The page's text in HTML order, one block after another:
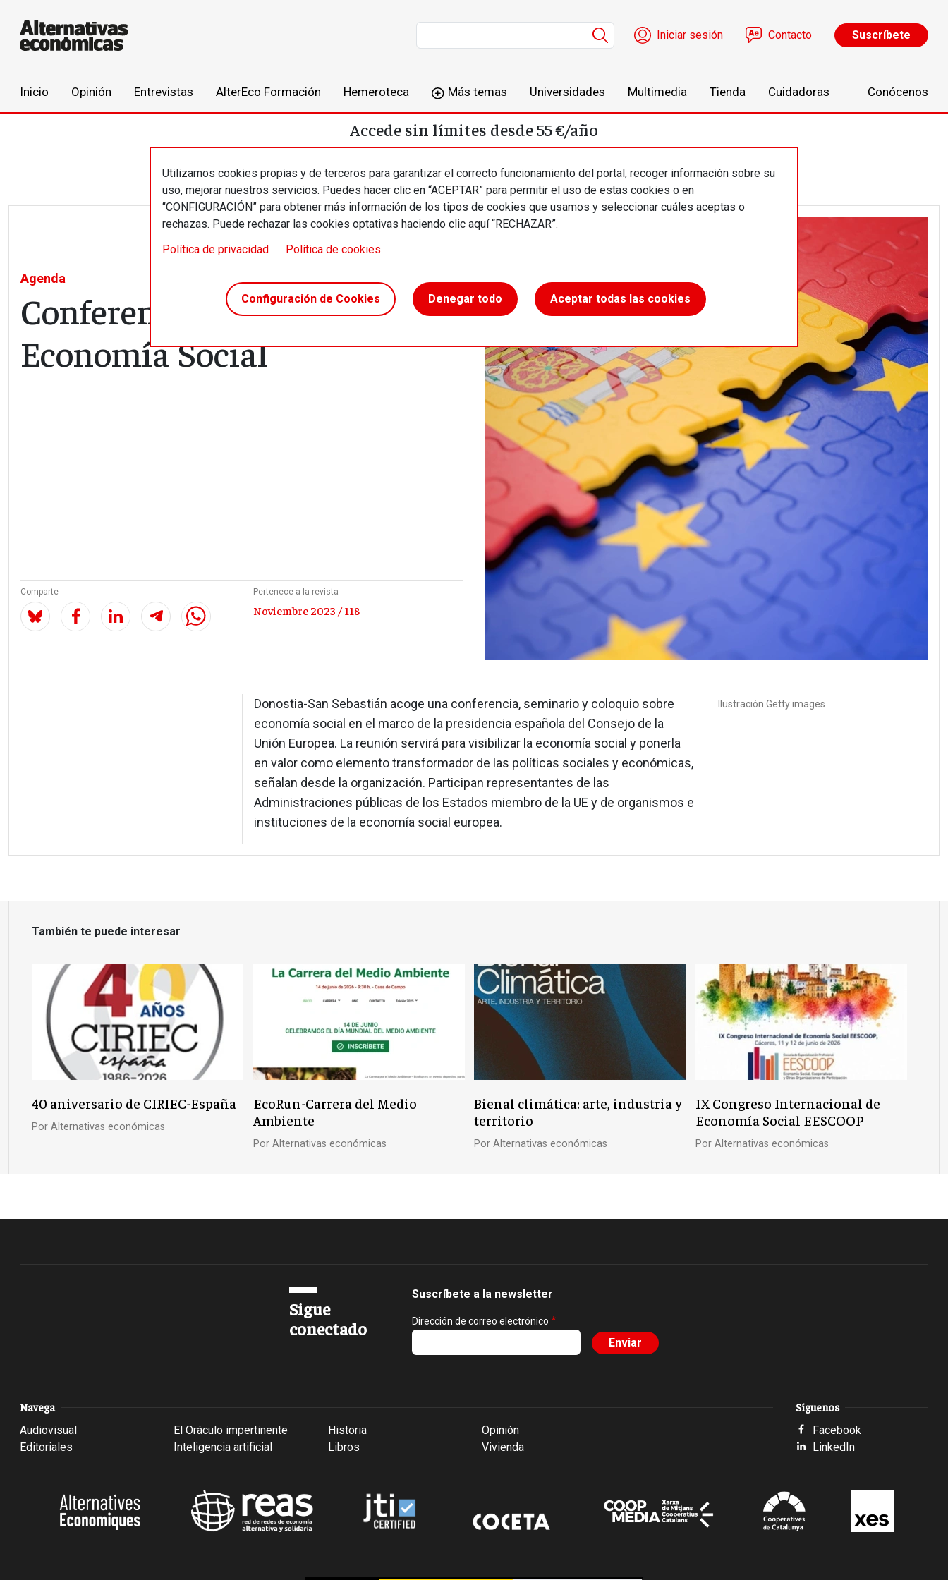
Menú de cuenta de usuario
Iniciar sesión Contacto Suscríbete
Inicio Opinión Entrevistas AlterEco Formación Hemeroteca Más temas Universidades Multimedia Tienda Cuidadoras Conócenos
Utilizamos cookies propias y de terceros para garantizar el correcto funcionamiento del portal, recoger información sobre su
uso, mejorar nuestros servicios. Puedes hacer clic en “ACEPTAR” para permitir el uso de estas cookies o en
“CONFIGURACIÓN” para obtener más información de los tipos de cookies que usamos y seleccionar cuáles aceptas o
rechazas. Puede rechazar las cookies optativas haciendo clic aquí “RECHAZAR”.
Política de privacidad
Política de cookies
Configuración de Cookies Denegar todo Aceptar todas las cookies
Accede sin límites desde 55 €/año
Agenda
Conferencia Europea de
Economía Social
Comparte Pertenece a la revista
Noviembre 2023 / 118
Ilustración Getty images
Donostia-San Sebastián acoge una conferencia, seminario y coloquio sobre
economía social en el marco de la presidencia española del Consejo de la
Unión Europea. La reunión servirá para visibilizar la economía social y ponerla
en valor como elemento transformador de las políticas sociales y económicas,
señalan desde la organización. Participan representantes de las
Administraciones públicas de los Estados miembro de la UE y de organismos e
instituciones de la economía social europea.
También te puede interesar
40 aniversario de CIRIEC-España
Por Alternativas económicas
EcoRun-Carrera del Medio
Ambiente
Por Alternativas económicas
Bienal climática: arte, industria y
territorio
Por Alternativas económicas
IX Congreso Internacional de
Economía Social EESCOOP
Por Alternativas económicas
Sigue
conectado
Suscríbete a la newsletter
Dirección de correo electrónico
Navega
Audiovisual
Editoriales
El Oráculo impertinente
Inteligencia artificial
Historia
Libros
Opinión
Vivienda
Síguenos
Facebook
LinkedIn